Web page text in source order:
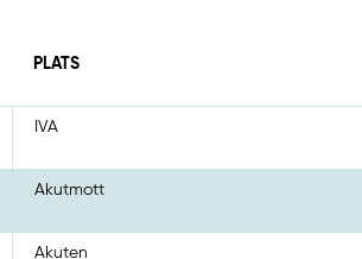
PLATS
IVA
Akutmott
Akuten